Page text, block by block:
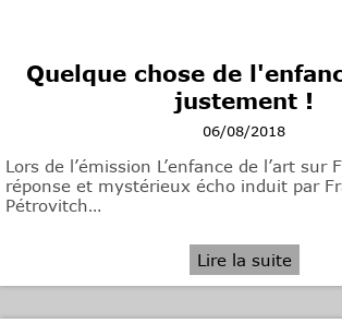
Quelque chose de
justement !
06/08/2018
Lors de l’émission L’enfance de l’art sur
réponse et mystérieux écho induit par
Pétrovitch…
Lire la suite